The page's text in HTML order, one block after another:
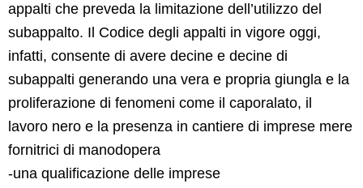
appalti che preveda la limitazione dell’utilizzo del
subappalto. Il Codice degli appalti in vigore oggi,
infatti, consente di avere decine e decine di
subappalti generando una vera e propria giungla e la
proliferazione di fenomeni come il caporalato, il
lavoro nero e la presenza in cantiere di imprese mere
fornitrici di manodopera
-una qualificazione delle imprese